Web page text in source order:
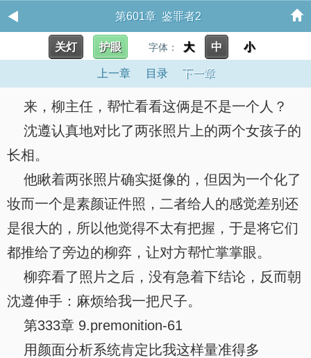
第601章 鉴罪者2
关灯 护眼 字体： 大 中 小
上一章 目录 下一章
来，柳主任，帮忙看看这俩是不是一个人？
沈遵认真地对比了两张照片上的两个女孩子的
长相。
他瞅着两张照片确实挺像的，但因为一个化了
妆而一个是素颜证件照，二者给人的感觉差别还
是很大的，所以他觉得不太有把握，于是将它们
都推给了旁边的柳弈，让对方帮忙掌掌眼。
柳弈看了照片之后，没有急着下结论，反而朝
沈遵伸手：麻烦给我一把尺子。
第333章 9.premonition-61
用颜面分析系统肯定比我这样量准得多